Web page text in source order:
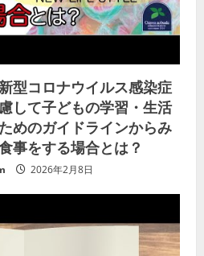
型コロナウイルス感染症
して子どもの学習・生活
めのガイドラインからみ
事をする場合とは？
2026年2月8日